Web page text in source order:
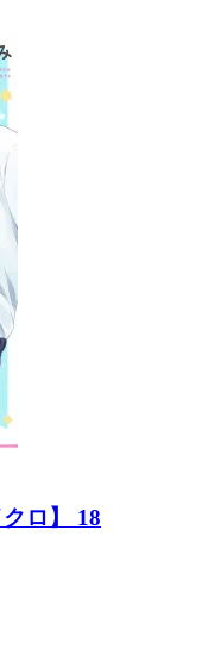
ロ】 18